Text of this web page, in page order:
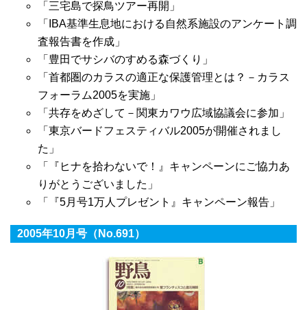
「三宅島で探鳥ツアー再開」
「IBA基準生息地における自然系施設のアンケート調
査報告書を作成」
「豊田でサシバのすめる森づくり」
「首都圏のカラスの適正な保護管理とは？－カラス
フォーラム2005を実施」
「共存をめざして－関東カワウ広域協議会に参加」
「東京バードフェスティバル2005が開催されまし
た」
「『ヒナを拾わないで！』キャンペーンにご協力あ
りがとうございました」
「『5月号1万人プレゼント』キャンペーン報告」
2005年10月号（No.691）